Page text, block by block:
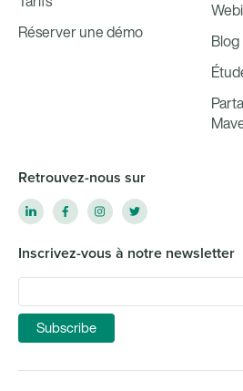
Réserver une démo
Blog
Retrouvez-nous sur
Inscrivez-vous à notre newsletter